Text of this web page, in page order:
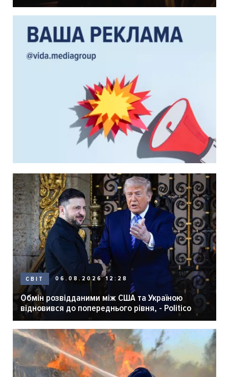
СВІТ 06.08.2026 12:28
Обмін розвідданими між США та Україною
відновився до попереднього рівня, - Politico